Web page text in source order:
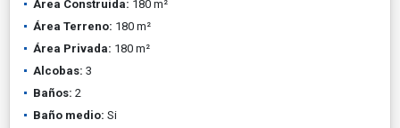
Área Construida: 180 m²
Área Terreno: 180 m²
Área Privada: 180 m²
Alcobas: 3
Baños: 2
Baño medio: Si